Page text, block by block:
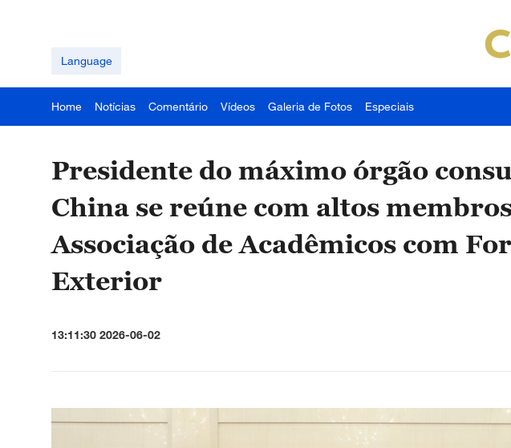
Language
Home Notícias Comentário Vídeos Galeria de Fotos Especiais
Presidente do máximo órgão
China se reúne com altos
Associação de Acadêmicos com
Exterior
13:11:30 2026-06-02